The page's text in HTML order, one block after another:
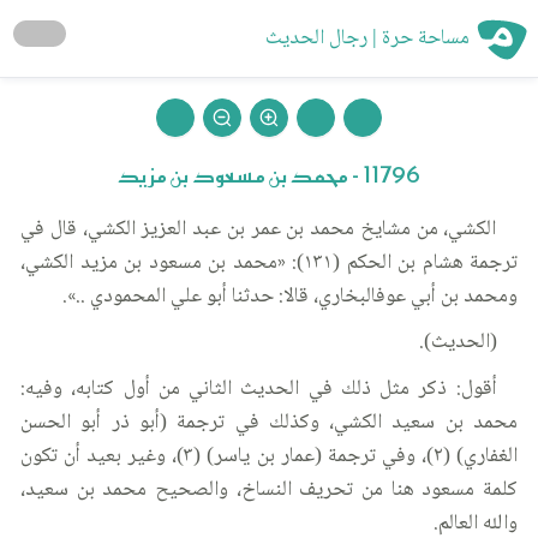
مساحة حرة | رجال الحديث
11796 - محمد بن مسعود بن مزيد
الكشي، من مشايخ محمد بن عمر بن عبد العزيز الكشي، قال في
ترجمة هشام بن الحكم (١٣١): «محمد بن مسعود بن مزيد الكشي،
ومحمد بن أبي عوفالبخاري، قالا: حدثنا أبو علي المحمودي ..».
(الحديث).
أقول: ذكر مثل ذلك في الحديث الثاني من أول كتابه، وفيه:
محمد بن سعيد الكشي، وكذلك في ترجمة (أبو ذر أبو الحسن
الغفاري) (٢)، وفي ترجمة (عمار بن ياسر) (٣)، وغير بعيد أن تكون
كلمة مسعود هنا من تحريف النساخ، والصحيح محمد بن سعيد،
والله العالم.